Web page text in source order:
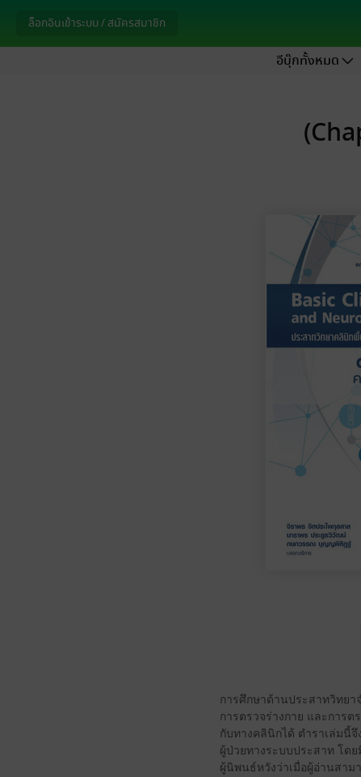
ล็อกอินเข้าระบบ / สมัครสมาชิก
อีบุ๊กทั้งหมด
การศึกษาด้านประสาทวิทยา
การตรวจร่างกาย และการ
กับทางคลินิกได้ ตำราเล่มนี้
ผู้ป่วยทางระบบประสาท โด
ผู้นิพนธ์หวังว่าเมื่อผู้อ่านสาม